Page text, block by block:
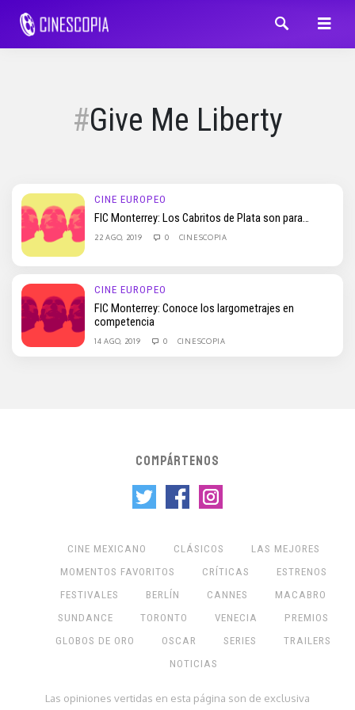
Give Me Liberty
CINE EUROPEO
FIC Monterrey: Los Cabritos de Plata son para…
22 AGO, 2019 0 CINESCOPIA
CINE EUROPEO
FIC Monterrey: Conoce los largometrajes en
competencia
14 AGO, 2019 0 CINESCOPIA
COMPÁRTENOS
CINE MEXICANO CLÁSICOS
LAS MEJORES
MOMENTOS FAVORITOS
CRÍTICAS
ESTRENOS
FESTIVALES
BERLÍN CANNES
MACABRO
SUNDANCE
TORONTO VENECIA
PREMIOS
GLOBOS DE ORO
OSCAR SERIES
TRAILERS
NOTICIAS
Las opiniones vertidas en esta página son de exclusiva